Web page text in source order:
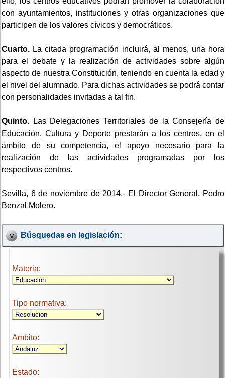
con ayuntamientos, instituciones y otras organizaciones que
participen de los valores cívicos y democráticos.
Cuarto. La citada programación incluirá, al menos, una hora
para el debate y la realización de actividades sobre algún
aspecto de nuestra Constitución, teniendo en cuenta la edad y
el nivel del alumnado. Para dichas actividades se podrá contar
con personalidades invitadas a tal fin.
Quinto.
Las Delegaciones Territoriales de la Consejería de
Educación, Cultura y Deporte prestarán a los centros, en el
ámbito de su competencia, el apoyo necesario para la
realización de las actividades programadas por los
respectivos centros.
Sevilla, 6 de noviembre de 2014.- El Director General, Pedro
Benzal Molero.
Búsquedas en legislación:
Materia:
Tipo normativa:
Ambito:
Estado: